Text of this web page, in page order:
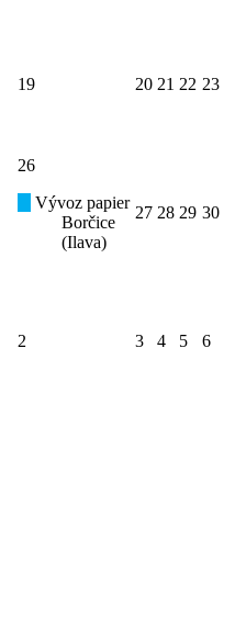
19 20 21 22 23
26
Vývoz papier
Borčice
(Ilava)
27 28 29 30
2 3 4 5 6